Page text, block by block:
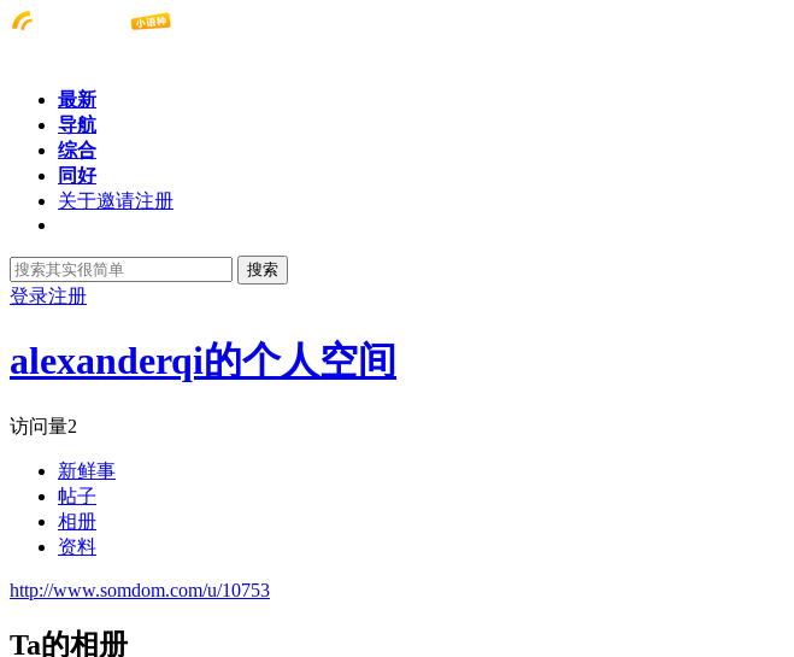
最新
导航
综合
同好
关于邀请注册
搜索
登录注册
alexanderqi的个人空间
访问量2
新鲜事
帖子
相册
资料
http://www.somdom.com/u/10753
Ta的相册